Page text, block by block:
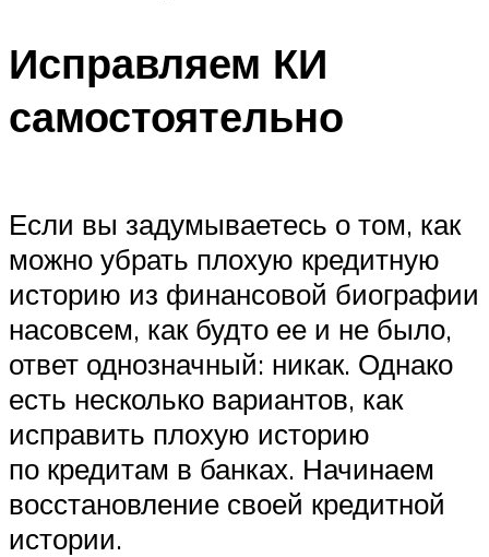
Исправляем КИ
самостоятельно
Если вы задумываетесь о том, как
можно убрать плохую кредитную
историю из финансовой биографии
насовсем, как будто ее и не было,
ответ однозначный: никак. Однако
есть несколько вариантов, как
исправить плохую историю
по кредитам в банках. Начинаем
восстановление своей кредитной
истории.